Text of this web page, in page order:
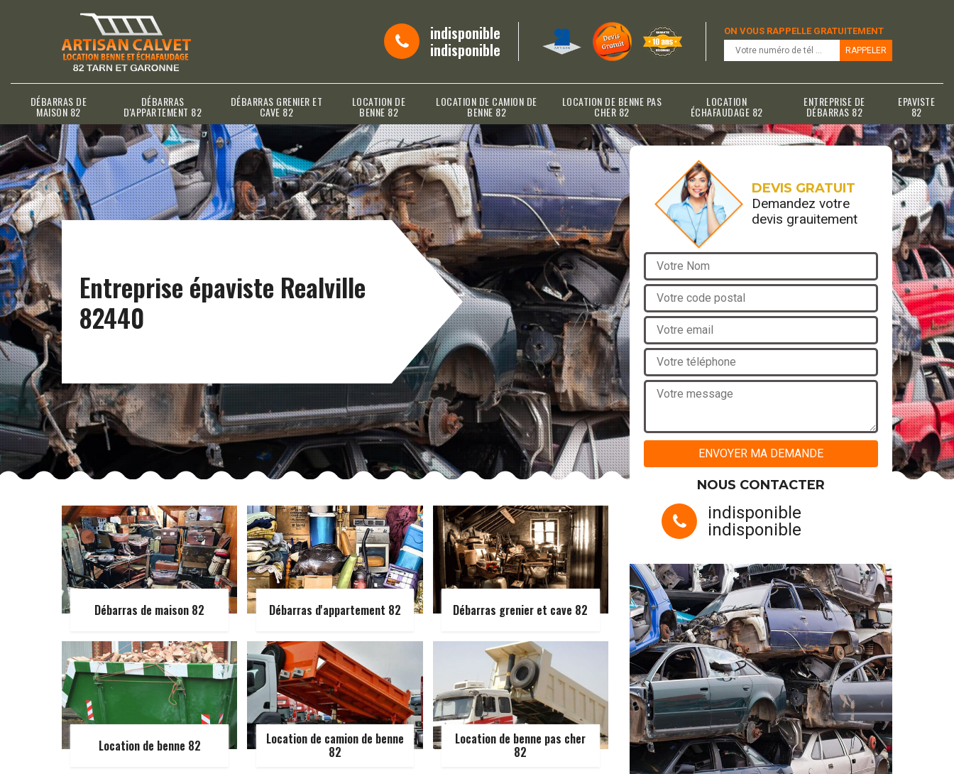
indisponible
indisponible
ON VOUS RAPPELLE GRATUITEMENT
DÉBARRAS DE
MAISON 82
DÉBARRAS
D'APPARTEMENT 82
DÉBARRAS GRENIER ET
CAVE 82
LOCATION DE
BENNE 82
LOCATION DE CAMION DE
BENNE 82
LOCATION DE BENNE PAS
CHER 82
LOCATION
ÉCHAFAUDAGE 82
ENTREPRISE DE
DÉBARRAS 82
EPAVISTE
82
Entreprise épaviste Realville
82440
Débarras de maison 82 Débarras d'appartement 82 Débarras grenier et cave 82
Location de benne 82 Location de camion de benne
82
Location de benne pas cher
82
DEVIS GRATUIT
Demandez votre
devis grauitement
NOUS CONTACTER
indisponible
indisponible